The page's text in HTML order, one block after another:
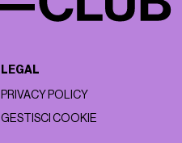
LEGAL
PRIVACY POLICY
GESTISCI COOKIE